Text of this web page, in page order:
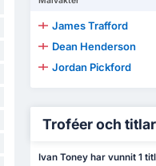
James Trafford
Dean Henderson
Jordan Pickford
Troféer och titlar
Ivan Toney har vunnit 1